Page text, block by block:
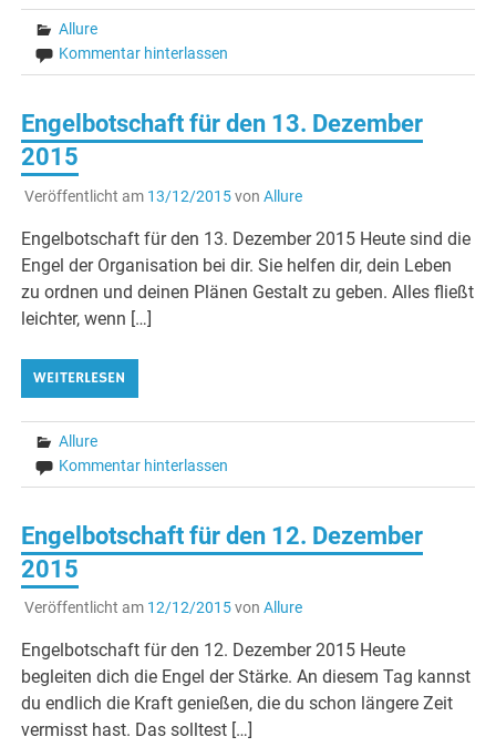
Allure
Kommentar hinterlassen
Engelbotschaft für den 13. Dezember
2015
Veröffentlicht am 13/12/2015von Allure
Engelbotschaft für den 13. Dezember 2015 Heute sind die
Engel der Organisation bei dir. Sie helfen dir, dein Leben
zu ordnen und deinen Plänen Gestalt zu geben. Alles fließt
leichter, wenn […]
WEITERLESEN
Allure
Kommentar hinterlassen
Engelbotschaft für den 12. Dezember
2015
Veröffentlicht am 12/12/2015von Allure
Engelbotschaft für den 12. Dezember 2015 Heute
begleiten dich die Engel der Stärke. An diesem Tag kannst
du endlich die Kraft genießen, die du schon längere Zeit
vermisst hast. Das solltest […]